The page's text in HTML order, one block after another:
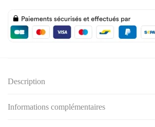
Description
Informations complémentaires